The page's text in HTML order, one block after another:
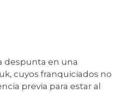
despunta en una
cuyos franquiciados no
previa para estar al